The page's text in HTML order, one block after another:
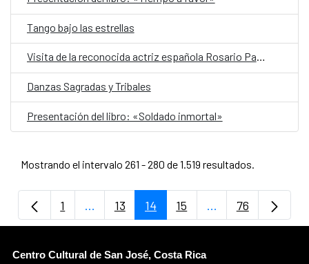
Tango bajo las estrellas
Visita de la reconocida actriz española Rosario Pardo
Danzas Sagradas y Tribales
Presentación del libro: «Soldado inmortal»
Mostrando el intervalo 261 - 280 de 1.519 resultados.
Página
1 ...Páginas intermedias Use TAB para
Página
13 Página
14 Página
15 ...PáginasPágina
76
Centro Cultural de San José, Costa Rica